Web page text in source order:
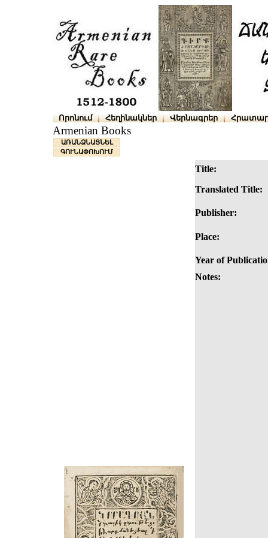
Որոնում Հեղինակներ Վերնագրեր
Armenian Books
ԱՌԱՆՁՆԱՑՆԵԼ
ԳՈՒՆԱՓՈԽՈՒՄ
Title:
Translated Title:
Publisher:
Place:
Year of
Notes: